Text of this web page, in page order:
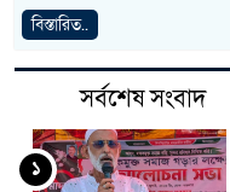
বিস্তারিত..
সর্বশেষ সংবাদ
১